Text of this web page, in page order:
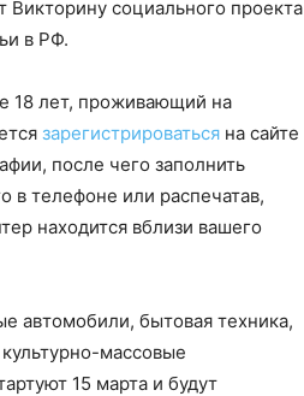
социального проекта
в РФ.
18 лет, проживающий на
зарегистрироваться на сайте
после чего заполнить
в телефоне или распечатав,
находится вблизи вашего
автомобили, бытовая техника,
массовые
15 марта и будут